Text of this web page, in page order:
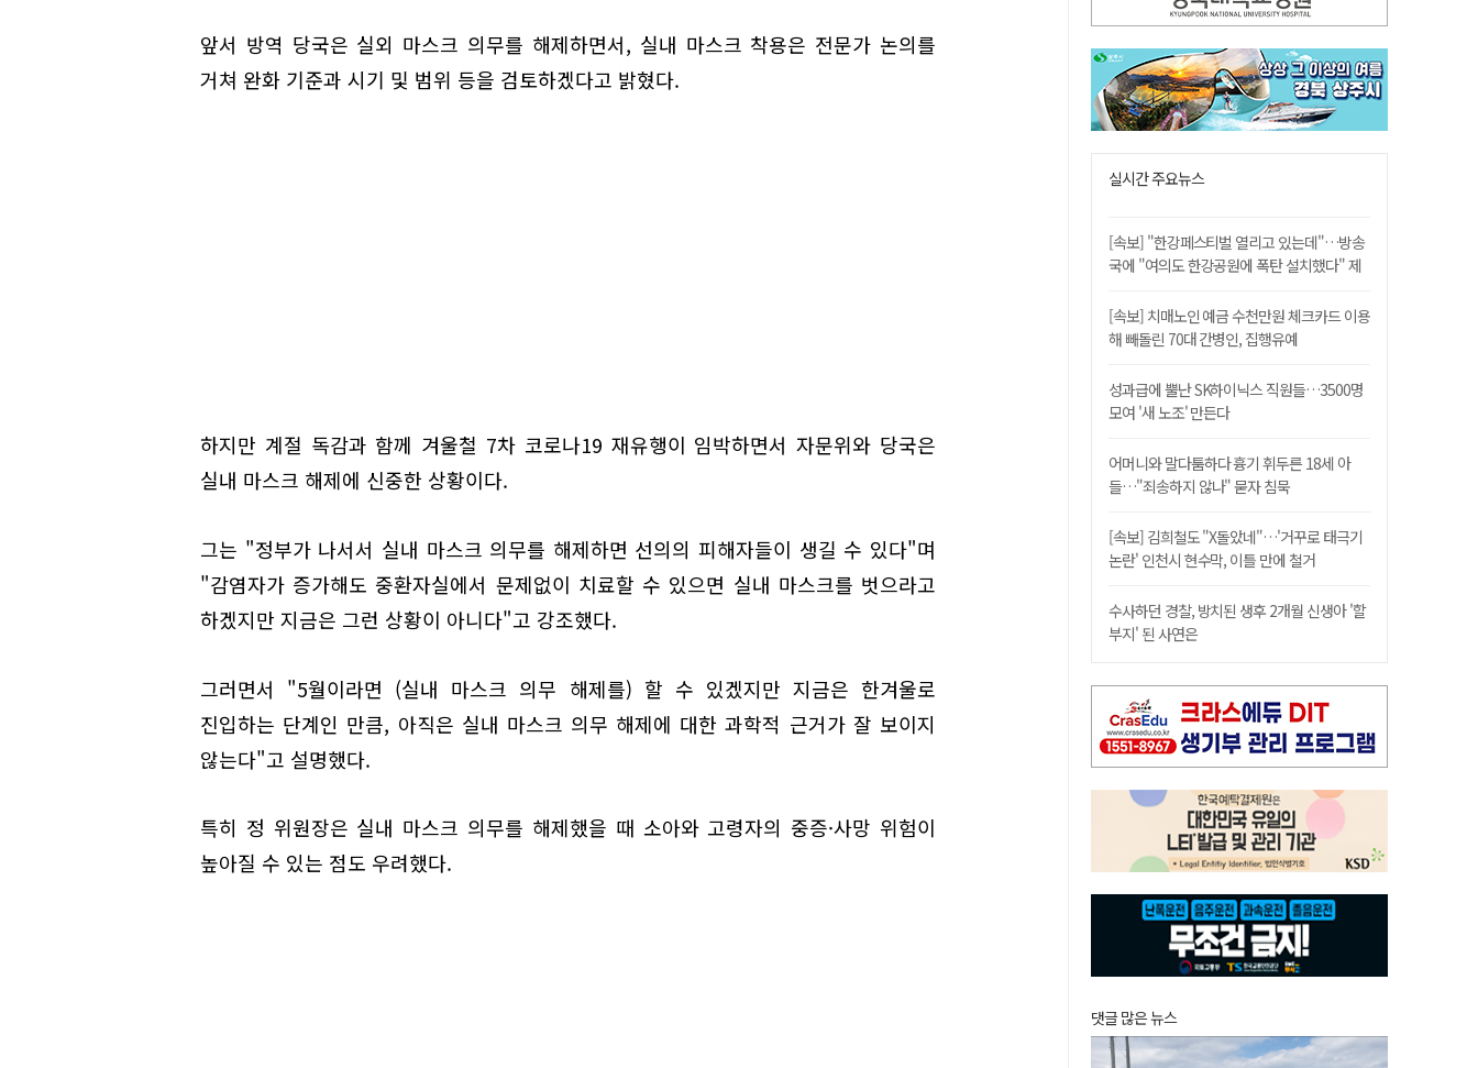
앞서 방역 당국은 실외 마스크 의무를 해제하면서, 실내 마스크 착용은 전문가 논의를
거쳐 완화 기준과 시기 및 범위 등을 검토하겠다고 밝혔다.
하지만 계절 독감과 함께 겨울철 7차 코로나19 재유행이 임박하면서 자문위와 당국은
실내 마스크 해제에 신중한 상황이다.
그는 "정부가 나서서 실내 마스크 의무를 해제하면 선의의 피해자들이 생길 수 있다"며
"감염자가 증가해도 중환자실에서 문제없이 치료할 수 있으면 실내 마스크를 벗으라고
하겠지만 지금은 그런 상황이 아니다"고 강조했다.
그러면서 "5월이라면 (실내 마스크 의무 해제를) 할 수 있겠지만 지금은 한겨울로
진입하는 단계인 만큼, 아직은 실내 마스크 의무 해제에 대한 과학적 근거가 잘 보이지
않는다"고 설명했다.
특히 정 위원장은 실내 마스크 의무를 해제했을 때 소아와 고령자의 중증·사망 위험이
높아질 수 있는 점도 우려했다.
실시간 주요뉴스
[속보] "한강페스티벌 열리고 있는데"…방송
국에 "여의도 한강공원에 폭탄 설치했다" 제
[속보] 치매노인 예금 수천만원 체크카드 이용
해 빼돌린 70대 간병인, 집행유예
성과급에 뿔난 SK하이닉스 직원들…3500명
모여 '새 노조' 만든다
어머니와 말다툼하다 흉기 휘두른 18세 아
들…"죄송하지 않나" 묻자 침묵
[속보] 김희철도 "X돌았네"…'거꾸로 태극기
논란' 인천시 현수막, 이틀 만에 철거
수사하던 경찰, 방치된 생후 2개월 신생아 '할
부지' 된 사연은
댓글 많은 뉴스